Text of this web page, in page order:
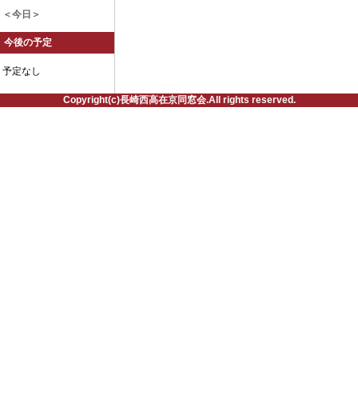
＜今日＞
今後の予定
予定なし
Copyright(c)長崎西高在京同窓会.All rights reserved.